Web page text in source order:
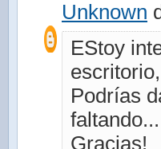
Unknown
EStoy
Podrías
faltando...
Gracias!